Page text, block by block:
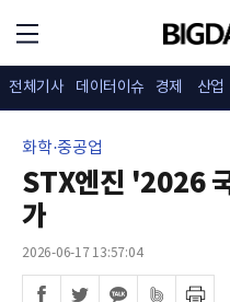
전체기사 데이터이슈 경제 산업
화학·중공업
STX엔진 '2026
가
2026-06-17 13:57:04